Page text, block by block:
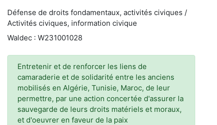
Défense de droits fondamentaux, activités civiques /
Activités civiques, information civique
Waldec : W231001028
Entretenir et de renforcer les liens de
camaraderie et de solidarité entre les anciens
mobilisés en Algérie, Tunisie, Maroc, de leur
permettre, par une action concertée d'assurer la
sauvegarde de leurs droits matériels et moraux,
et d'oeuvrer en faveur de la paix